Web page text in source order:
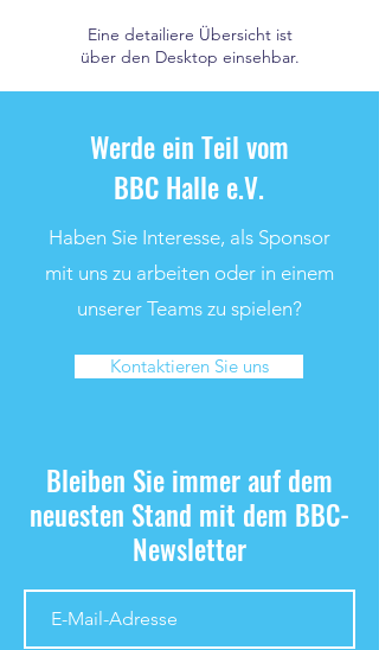
Eine detailiere Übersicht ist
über den Desktop einsehbar.
Werde ein Teil vom
BBC Halle e.V.
Haben Sie Interesse, als Sponsor
mit uns zu arbeiten oder in einem
unserer Teams zu spielen?
Kontaktieren Sie uns
Bleiben Sie immer auf dem
neuesten Stand mit dem BBC-
Newsletter